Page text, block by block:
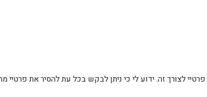
לצורך זה. ידוע לי כי ניתן לבקש בכל עת להסיר את